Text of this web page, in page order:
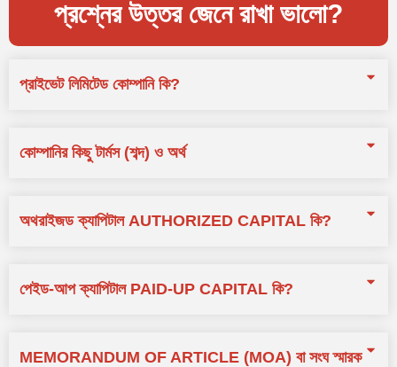
প্রশ্নের উত্তর জেনে রাখা ভালো?
প্রাইভেট লিমিটেড কোম্পানি কি?
কোম্পানির কিছু টার্মস (শব্দ) ও অর্থ
অথরাইজড ক্যাপিটাল AUTHORIZED CAPITAL কি?
পেইড-আপ ক্যাপিটাল PAID-UP CAPITAL কি?
MEMORANDUM OF ARTICLE (MOA) বা সংঘ স্মারক